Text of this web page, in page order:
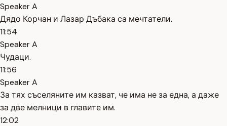
Speaker A
Дядо Корчан и Лазар Дъбака са мечтатели.
11:54
Speaker A
Чудаци.
11:56
Speaker A
За тях съселяните им казват, че има не за една, а даже
за две мелници в главите им.
12:02